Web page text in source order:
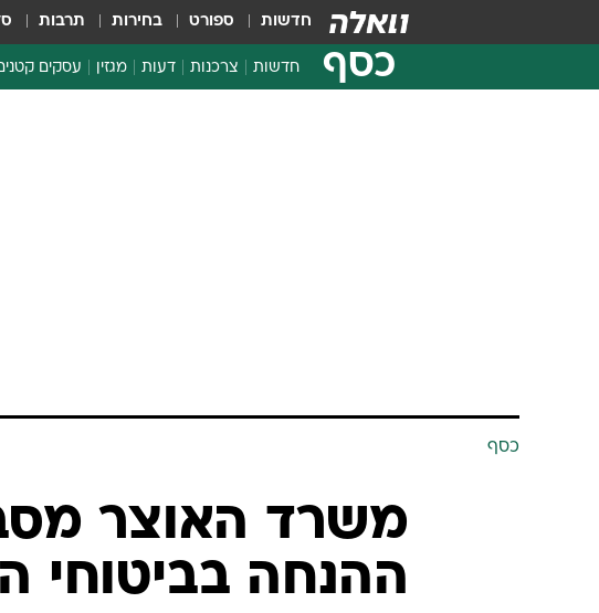
חדשות ספורט בחירות תרבות
כסף חדשות צרכנות דעות מגזין עסקים
כסף
משרד האוצר
ההנחה בביטוחי